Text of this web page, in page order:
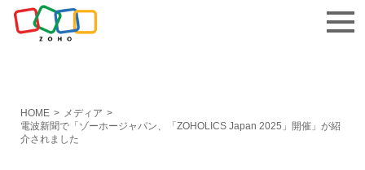
お問い合わせ
HOME > メディア >
電波新聞で「ゾーホージャパン、「ZOHOLICS Japan 2025」開催」が紹
介されました